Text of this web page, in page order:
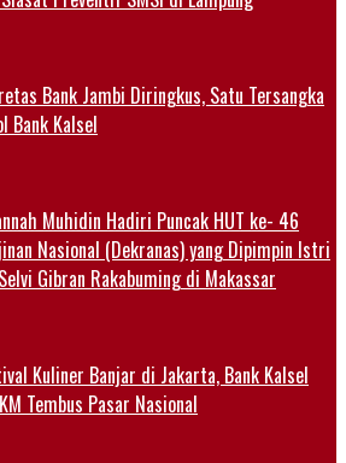
Bank Jambi Diringkus, Satu Tersangka
Bank Kalsel
Muhidin Hadiri Puncak HUT ke- 46
Nasional (Dekranas) yang Dipimpin Istri
Gibran Rakabuming di Makassar
Kuliner Banjar di Jakarta, Bank Kalsel
Tembus Pasar Nasional